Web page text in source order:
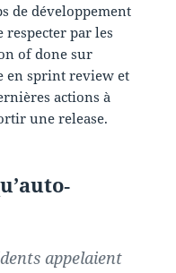
de développement
respecter par les
of done sur
en sprint review et
actions à
une release.
appelaient